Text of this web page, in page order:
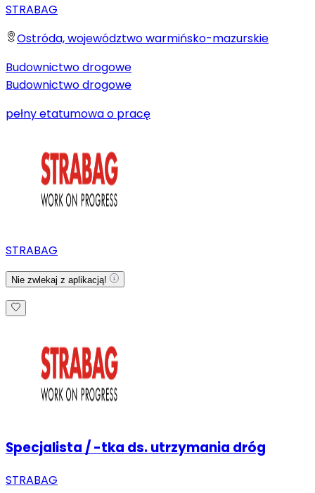
STRABAG
Ostróda, województwo warmińsko-mazurskie
Budownictwo drogowe
Budownictwo drogowe
pełny etatumowa o pracę
STRABAG
Nie zwlekaj z aplikacją!
Specjalista / -tka ds. utrzymania dróg
STRABAG